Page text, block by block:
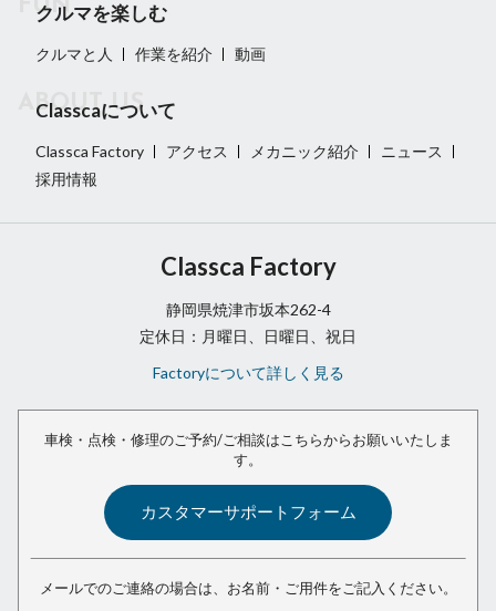
クルマを楽しむ
クルマと人 作業を紹介 動画
Classcaについて
Classca Factory アクセス メカニック紹介
ニュース
採用情報
Classca Factory
静岡県焼津市坂本262-4
定休日：月曜日、日曜日、祝日
Factoryについて詳しく見る
車検・点検・修理のご予約/ご相談は こちらからお願いいたしま
す。
カスタマーサポートフォーム
メールでのご連絡の場合は、 お名前・ご用件をご記入ください。